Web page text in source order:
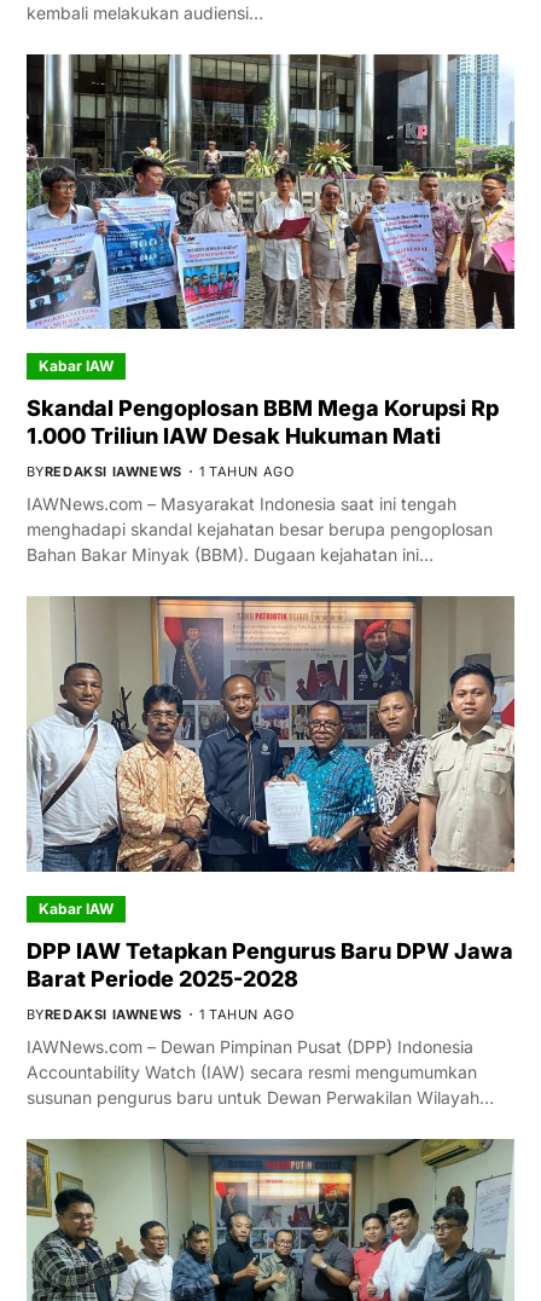
kembali melakukan audiensi…
Kabar IAW
Skandal Pengoplosan BBM Mega Korupsi Rp
1.000 Triliun IAW Desak Hukuman Mati
BYREDAKSI IAWNEWS 1 TAHUN AGO
IAWNews.com – Masyarakat Indonesia saat ini tengah
menghadapi skandal kejahatan besar berupa pengoplosan
Bahan Bakar Minyak (BBM). Dugaan kejahatan ini…
Kabar IAW
DPP IAW Tetapkan Pengurus Baru DPW Jawa
Barat Periode 2025-2028
BYREDAKSI IAWNEWS 1 TAHUN AGO
IAWNews.com – Dewan Pimpinan Pusat (DPP) Indonesia
Accountability Watch (IAW) secara resmi mengumumkan
susunan pengurus baru untuk Dewan Perwakilan Wilayah…